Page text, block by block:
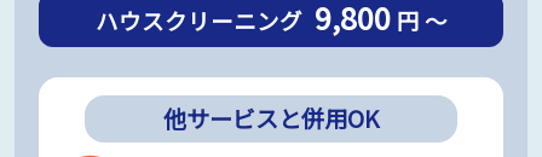
ハウスクリーニング 9,800 円 ～
他サービスと併用OK